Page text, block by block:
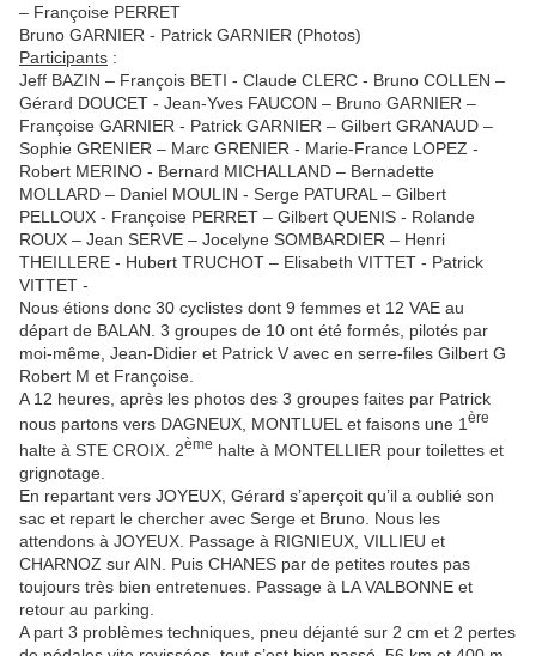
– Françoise PERRET
Bruno GARNIER - Patrick GARNIER (Photos)
Participants :
Jeff BAZIN – François BETI - Claude CLERC - Bruno COLLEN –
Gérard DOUCET - Jean-Yves FAUCON – Bruno GARNIER –
Françoise GARNIER - Patrick GARNIER – Gilbert GRANAUD –
Sophie GRENIER – Marc GRENIER - Marie-France LOPEZ -
Robert MERINO - Bernard MICHALLAND – Bernadette
MOLLARD – Daniel MOULIN - Serge PATURAL – Gilbert
PELLOUX - Françoise PERRET – Gilbert QUENIS - Rolande
ROUX – Jean SERVE – Jocelyne SOMBARDIER – Henri
THEILLERE - Hubert TRUCHOT – Elisabeth VITTET - Patrick
VITTET -
Nous étions donc 30 cyclistes dont 9 femmes et 12 VAE au
départ de BALAN. 3 groupes de 10 ont été formés, pilotés par
moi-même, Jean-Didier et Patrick V avec en serre-files Gilbert G
Robert M et Françoise.
A 12 heures, après les photos des 3 groupes faites par Patrick
nous partons vers DAGNEUX, MONTLUEL et faisons une 1ère
halte à STE CROIX. 2ème halte à MONTELLIER pour toilettes et
grignotage.
En repartant vers JOYEUX, Gérard s’aperçoit qu’il a oublié son
sac et repart le chercher avec Serge et Bruno. Nous les
attendons à JOYEUX. Passage à RIGNIEUX, VILLIEU et
CHARNOZ sur AIN. Puis CHANES par de petites routes pas
toujours très bien entretenues. Passage à LA VALBONNE et
retour au parking.
A part 3 problèmes techniques, pneu déjanté sur 2 cm et 2 pertes